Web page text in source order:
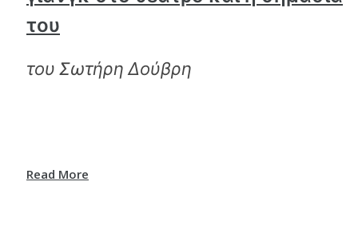
του
του Σωτήρη Δούβρη
Read More